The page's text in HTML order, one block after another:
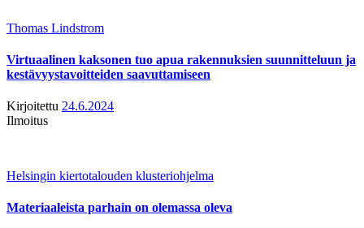
Thomas Lindstrom
Virtuaalinen kaksonen tuo apua rakennuksien suunnitteluun ja
kestävyystavoitteiden saavuttamiseen
Kirjoitettu 24.6.2024
Ilmoitus
Helsingin kiertotalouden klusteriohjelma
Materiaaleista parhain on olemassa oleva